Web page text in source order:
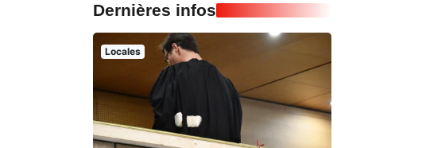
Dernières infos
Locales